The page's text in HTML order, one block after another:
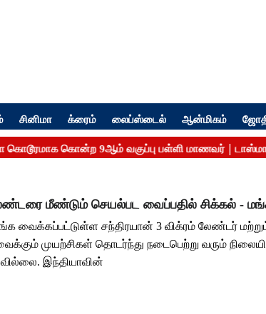
சினிமா க்ரைம் லைப்ஸ்டைல் ஆன்மிகம்
மீண்டும் செயல்பட வைப்பதில் சிக்கல் -
வைக்கப்பட்டுள்ள சந்திரயான் 3 விக்ரம் லேண்டர்
முயற்சிகள் தொடர்ந்து நடைபெற்று வரும்
இந்தியாவின்